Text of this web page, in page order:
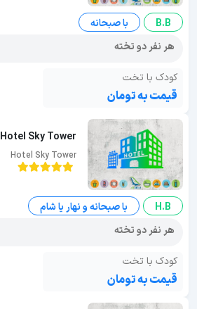
B.B
با صبحانه
هر نفر دو تخته
کودک با تخت
قیمت به تومان
Hotel Sky Tower
Hotel Sky Tower
H.B
با صبحانه و نهار یا شام
هر نفر دو تخته
کودک با تخت
قیمت به تومان